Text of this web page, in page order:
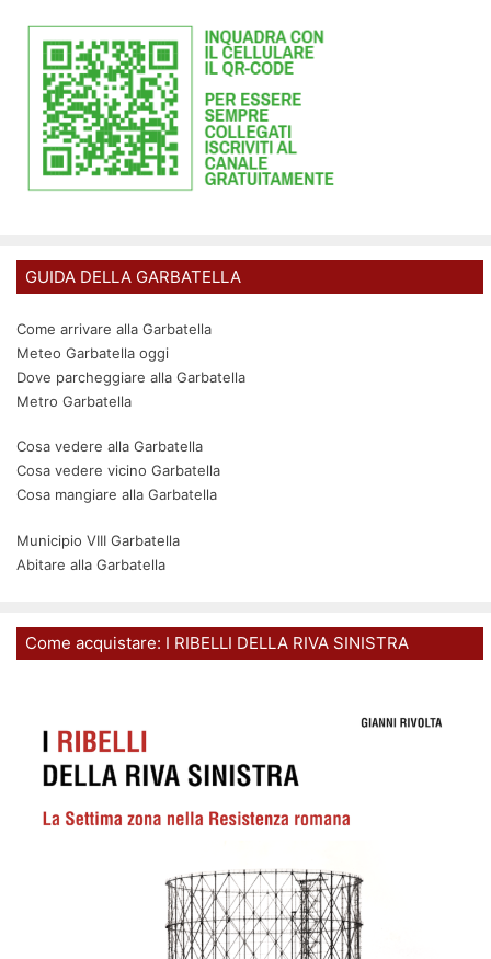
GUIDA DELLA GARBATELLA
Come arrivare alla Garbatella
Meteo Garbatella oggi
Dove parcheggiare alla Garbatella
Metro Garbatella
Cosa vedere alla Garbatella
Cosa vedere vicino Garbatella
Cosa mangiare alla Garbatella
Municipio VIII Garbatella
Abitare alla Garbatella
Come acquistare: I RIBELLI DELLA RIVA SINISTRA